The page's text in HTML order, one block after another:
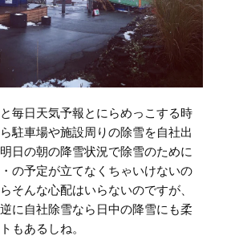
毎日天気予報とにらめっこする時
駐車場や施設周りの除雪を自社出
日の朝の降雪状況で除雪のために
の予定が立てなくちゃいけないの
そんな心配はいらないのですが、
に自社除雪なら日中の降雪にも柔
もあるしね。